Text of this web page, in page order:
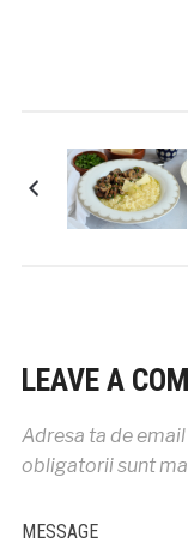
LEAVE A
Adresa ta de
obligatorii sunt
MESSAGE